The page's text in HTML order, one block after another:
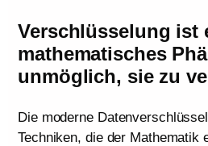
Verschlüsselung ist
mathematisches
unmöglich, sie zu
Die moderne
Techniken, die der Mathematik